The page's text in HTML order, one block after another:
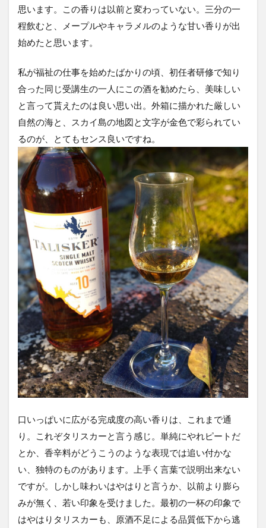
思います。この香りは以前と変わっていない。三分の一
程飲むと、メープルやキャラメルのような甘い香りが出
始めたと思います。
私が福祉の仕事を始めたばかりの頃、初任者研修で知り
合った同じ受講生の一人にこの酒を勧めたら、美味しい
と言って貰えたのは良い思い出。外箱に描かれた厳しい
自然の海と、スカイ島の地図と文字が金色で彩られてい
るのが、とてもセンス良いですね。
口いっぱいに広がる完成度の高い香りは、これまで通
り。これぞタリスカーと言う感じ。単純にやれピートだ
とか、香辛料がどうこうのような表現では追い付かな
い、独特のものがあります。上手く言葉で説明出来ない
ですが。しかし味わいはやはりと言うか、以前より膨ら
みが無く、若い印象を受けました。最初の一杯の印象で
はやはりタリスカーも、原酒不足による品質低下から逃